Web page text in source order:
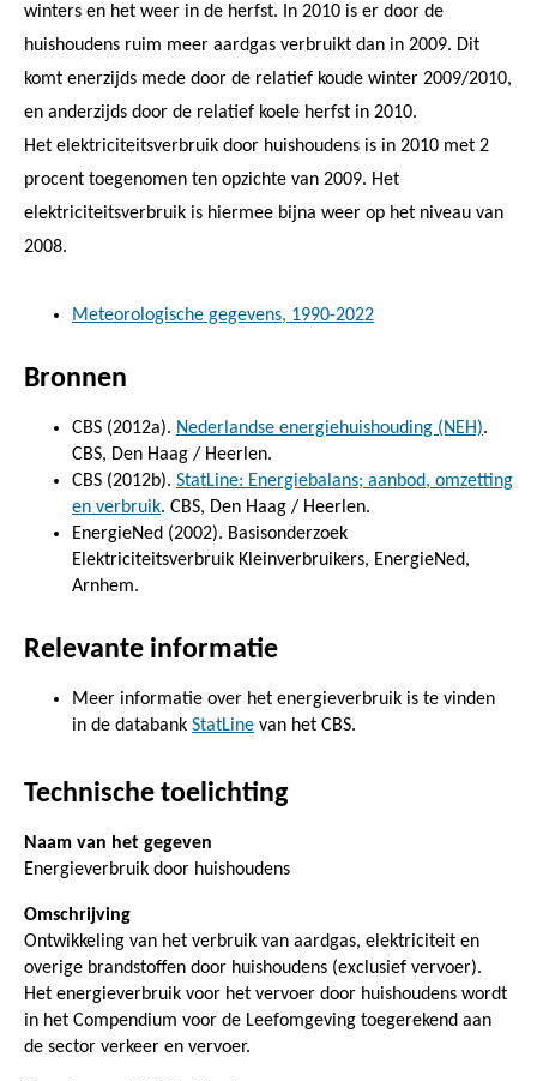
winters en het weer in de herfst. In 2010 is er door de
huishoudens ruim meer aardgas verbruikt dan in 2009. Dit
komt enerzijds mede door de relatief koude winter 2009/2010,
en anderzijds door de relatief koele herfst in 2010.
Het elektriciteitsverbruik door huishoudens is in 2010 met 2
procent toegenomen ten opzichte van 2009. Het
elektriciteitsverbruik is hiermee bijna weer op het niveau van
2008.
Meteorologische gegevens, 1990-2022
Bronnen
CBS (2012a). Nederlandse energiehuishouding (NEH).
CBS, Den Haag / Heerlen.
CBS (2012b). StatLine: Energiebalans; aanbod, omzetting
en verbruik. CBS, Den Haag / Heerlen.
EnergieNed (2002). Basisonderzoek
Elektriciteitsverbruik Kleinverbruikers, EnergieNed,
Arnhem.
Relevante informatie
Meer informatie over het energieverbruik is te vinden
in de databank StatLine van het CBS.
Technische toelichting
Naam van het gegeven
Energieverbruik door huishoudens
Omschrijving
Ontwikkeling van het verbruik van aardgas, elektriciteit en
overige brandstoffen door huishoudens (exclusief vervoer).
Het energieverbruik voor het vervoer door huishoudens wordt
in het Compendium voor de Leefomgeving toegerekend aan
de sector verkeer en vervoer.